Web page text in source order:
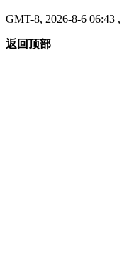
GMT-8, 2026-8-6 06:43
返回顶部